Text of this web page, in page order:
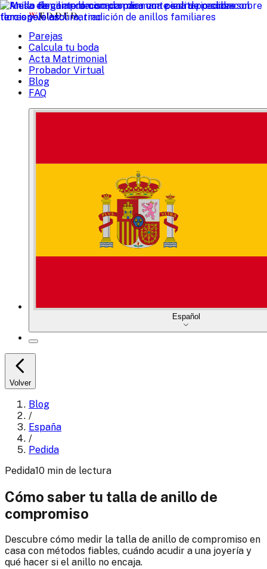
WEDDED
Parejas
Calcula tu boda
Acta Matrimonial
Probador Virtual
Blog
FAQ
Español
Volver
Blog
/
España
/
Pedida
Pedida10 min de lectura
Cómo saber tu talla de anillo de
compromiso
Descubre cómo medir la talla de anillo de compromiso en
casa con métodos fiables, cuándo acudir a una joyería y
qué hacer si el anillo no encaja.